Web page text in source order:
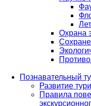
Охрана
Познавательный
Развитие
Правила